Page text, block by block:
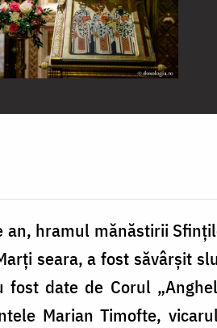
an, hramul mănăstirii
seara, a fost săvârşit
fost date de Corul
Marian Timofte,